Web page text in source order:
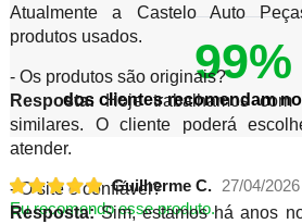
Atualmente a Castelo Auto
produtos usados.
- Os produtos são originais?
Resposta:Hoje trabalhamos
similares. O cliente poderá
atender.
- O site é confiável?
Resposta:Sim, estamos há anos
99%
dos clientes recomendam
Guilherme C.
27/04/2026
Eu recomendo esse produto.